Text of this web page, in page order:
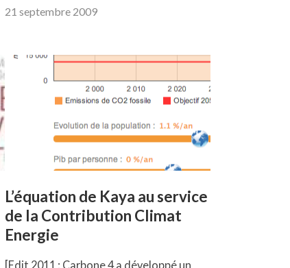
21 septembre 2009
L’équation de Kaya au service
de la Contribution Climat
Energie
[Edit 2011 : Carbone 4 a développé un